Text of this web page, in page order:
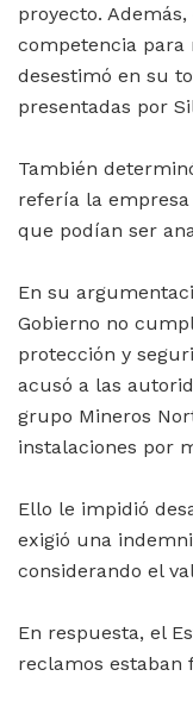
proyecto.
competencia para
desestimó en su
presentadas por
También
refería la
que podían ser
En su
Gobierno no
protección y
acusó a las
grupo Mineros
instalaciones por
Ello le impidió
exigió una
considerando el
En respuesta, el
reclamos estaban